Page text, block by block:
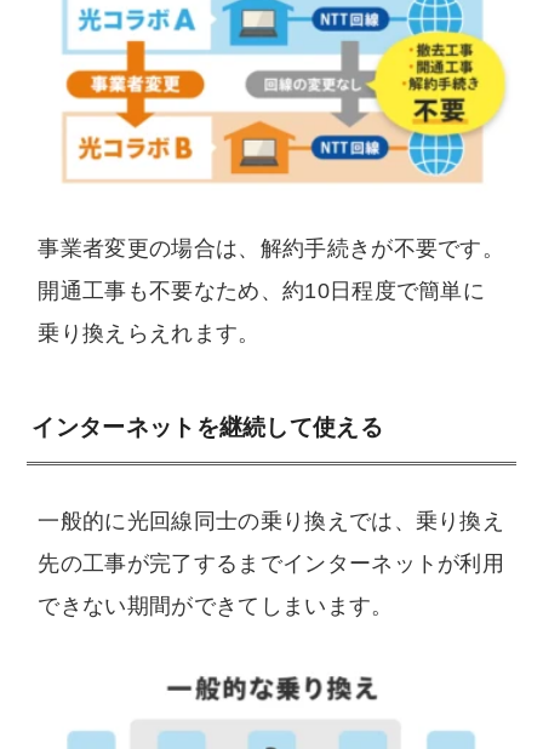
事業者変更の場合は、解約手続きが不要です。
開通工事も不要なため、約10日程度で簡単に
乗り換えらえれます。
インターネットを継続して使える
一般的に光回線同士の乗り換えでは、乗り換え
先の工事が完了するまでインターネットが利用
できない期間ができてしまいます。